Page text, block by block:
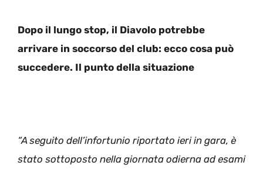
Dopo il lungo stop, il Diavolo potrebbe
arrivare in soccorso del club: ecco cosa può
succedere. Il punto della situazione
“A seguito dell’infortunio riportato ieri in gara, è
stato sottoposto nella giornata odierna ad esami